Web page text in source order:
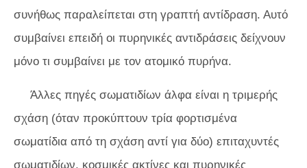
συνήθως παραλείπεται στη γραπτή αντίδραση. Αυτό
συμβαίνει επειδή οι πυρηνικές αντιδράσεις δείχνουν
μόνο τι συμβαίνει με τον ατομικό πυρήνα.
Άλλες πηγές σωματιδίων άλφα είναι η τριμερής
σχάση (όταν προκύπτουν τρία φορτισμένα
σωματίδια από τη σχάση αντί για δύο) επιταχυντές
σωματιδίων, κοσμικές ακτίνες και πυρηνικές